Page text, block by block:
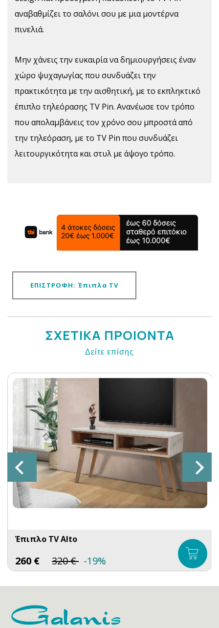
αναβαθμίζει το σαλόνι σου με μια μοντέρνα
πινελιά.
Μην χάνεις την ευκαιρία να δημιουργήσεις έναν
χώρο ψυχαγωγίας που συνδυάζει την
πρακτικότητα με την αισθητική, με το εκπληκτικό
έπιπλο τηλεόρασης TV Pin. Ανανέωσε τον τρόπο
που απολαμβάνεις τον χρόνο σου μπροστά από
την τηλεόραση, με το TV Pin που συνδυάζει
λειτουργικότητα και στυλ με άψογο τρόπο.
ΕΠΙΣΤΡΟΦΗ: Έπιπλα TV
ΣΧΕΤΙΚΑ ΠΡΟΙΟΝΤΑ
Δείτε επίσης
Έπιπλο TV Alto
260 € 320€ -19%